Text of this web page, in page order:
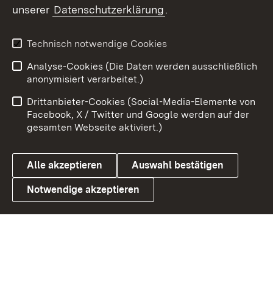
X / Twitter
Youtube
Link zum Landesportal
Benutzungshinweise
Barrierefreiheit
Datenschutz
Cookies
unserer Datenschutzerklärung.
Technisch notwendige Cookies
Analyse-Cookies (Die Daten werden ausschließlich
anonymisiert verarbeitet.)
Drittanbieter-Cookies (Social-Media-Elemente von
Facebook, X / Twitter und Google werden auf der
gesamten Webseite aktiviert.)
Alle akzeptieren Auswahl bestätigen
Notwendige akzeptieren